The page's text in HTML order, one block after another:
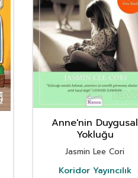
Anne'nin Duygusal
Yokluğu
Jasmin Lee Cori
Koridor Yayıncılık